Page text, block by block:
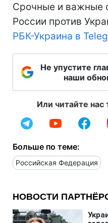
Срочные и важные
России против
РБК-Украина в
Не упустите
наши
Или читайте нас
Больше по теме:
Российская Федерация